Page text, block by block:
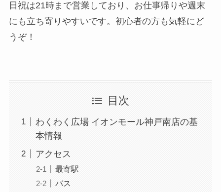
日祝は21時まで営業しており、お仕事帰りや週末
にも立ち寄りやすいです。初心者の方も気軽にど
うぞ！
目次
わくわく広場 イオンモール神戸南店の基
本情報
アクセス
最寄駅
バス